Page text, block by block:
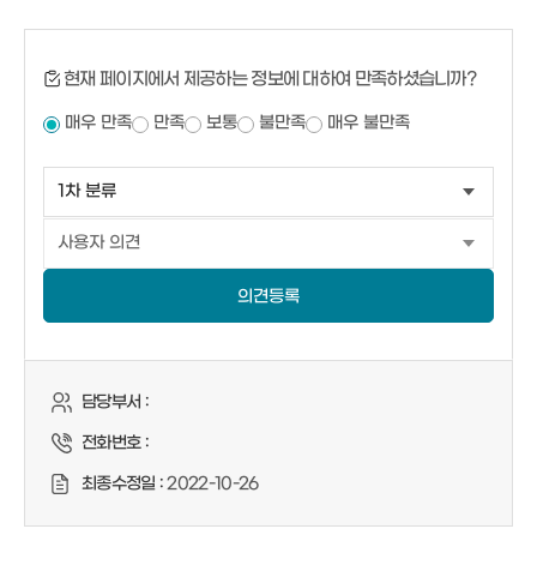
현재 페이지에서 제공하는 정보에 대하여 만족하셨습니까?
매우 만족 만족 보통 불만족 매우 불만족
의견등록
담당부서 :
전화번호 :
최종수정일 :2022-10-26